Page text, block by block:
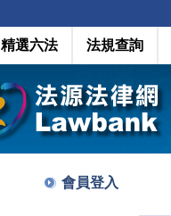
精選六法 法規查詢
會員登入